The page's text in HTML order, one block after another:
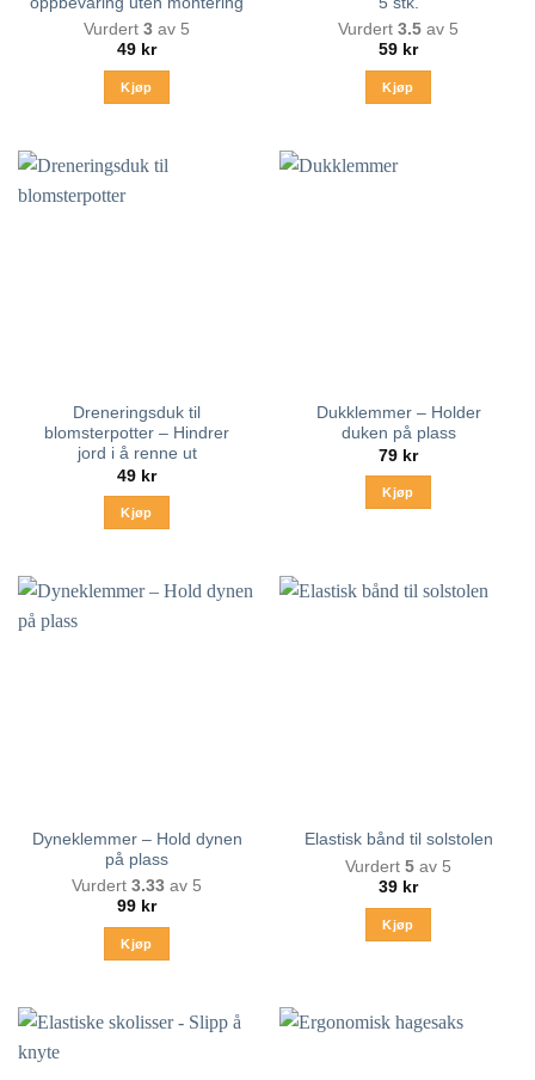
Vurdert 3 av 5
49 kr
Kjøp
Vurdert 3.5 av 5
59 kr
Kjøp
har
Dreneringsduk til
blomsterpotter – Hindrer
jord i å renne ut
49 kr
Kjøp
Dukklemmer – Holder
duken på plass
79 kr
Kjøp
Dyneklemmer – Hold dynen
på plass
Vurdert 3.33 av 5
99 kr
Kjøp
Elastisk bånd til solstolen
Vurdert 5 av 5
39 kr
Kjøp